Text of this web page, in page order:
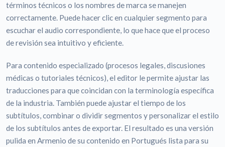
términos técnicos o los nombres de marca se manejen
correctamente. Puede hacer clic en cualquier segmento para
escuchar el audio correspondiente, lo que hace que el proceso
de revisión sea intuitivo y eficiente.
Para contenido especializado (procesos legales, discusiones
médicas o tutoriales técnicos), el editor le permite ajustar las
traducciones para que coincidan con la terminología específica
de la industria. También puede ajustar el tiempo de los
subtítulos, combinar o dividir segmentos y personalizar el estilo
de los subtítulos antes de exportar. El resultado es una versión
pulida en Armenio de su contenido en Portugués lista para su